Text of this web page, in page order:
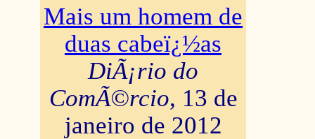
Mais um homem de
duas cabeï¿½as
DiÃ¡rio do
ComÃ©rcio, 13 de
janeiro de 2012